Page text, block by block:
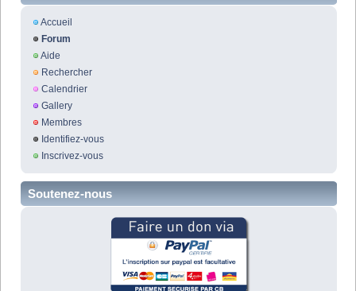
Accueil
Forum
Aide
Rechercher
Calendrier
Gallery
Membres
Identifiez-vous
Inscrivez-vous
Soutenez-nous